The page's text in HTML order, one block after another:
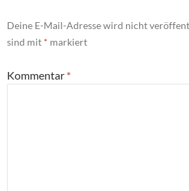
Deine E-Mail-Adresse wird nicht
sind mit * markiert
Kommentar *